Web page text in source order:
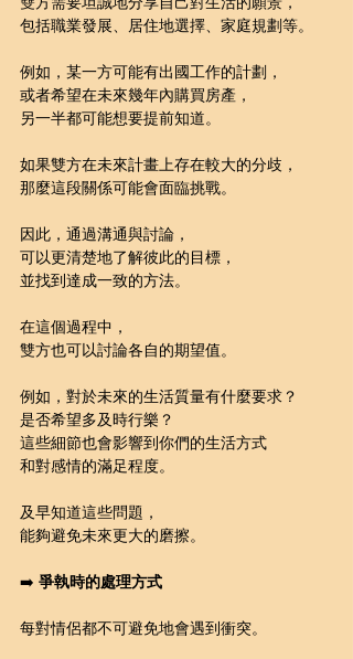
包括職業發展、居住地選擇、家庭規劃等。
例如，某一方可能有出國工作的計劃，
或者希望在未來幾年內購買房產，
另一半都可能想要提前知道。
如果雙方在未來計畫上存在較大的分歧，
那麼這段關係可能會面臨挑戰。
因此，通過溝通與討論，
可以更清楚地了解彼此的目標，
並找到達成一致的方法。
在這個過程中，
雙方也可以討論各自的期望值。
例如，對於未來的生活質量有什麼要求？
是否希望多及時行樂？
這些細節也會影響到你們的生活方式
和對感情的滿足程度。
及早知道這些問題，
能夠避免未來更大的磨擦。
➡️ 爭執時的處理方式
每對情侶都不可避免地會遇到衝突。